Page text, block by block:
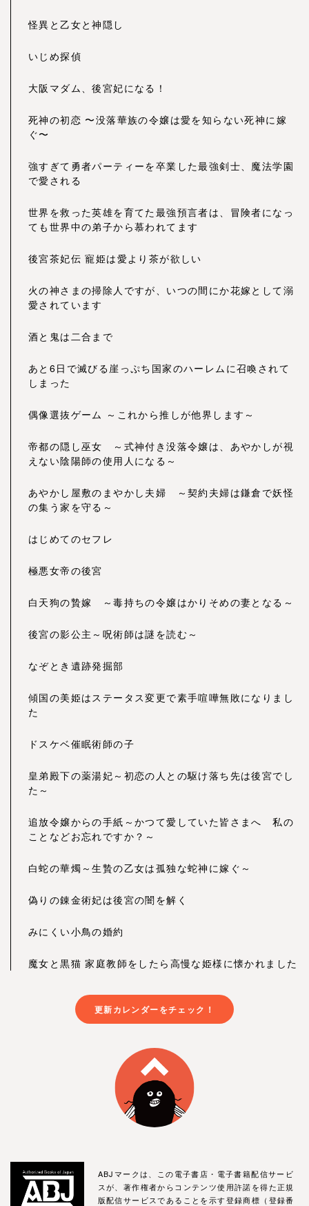
怪異と乙女と神隠し
いじめ探偵
大阪マダム、後宮妃になる！
死神の初恋 〜没落華族の令嬢は愛を知らない死神に嫁
ぐ〜
強すぎて勇者パーティーを卒業した最強剣士、魔法学園
で愛される
世界を救った英雄を育てた最強預言者は、冒険者になっ
ても世界中の弟子から慕われてます
後宮茶妃伝 寵姫は愛より茶が欲しい
火の神さまの掃除人ですが、いつの間にか花嫁として溺
愛されています
酒と鬼は二合まで
あと6日で滅びる崖っぷち国家のハーレムに召喚されて
しまった
偶像選抜ゲーム ～これから推しが他界します～
帝都の隠し巫女 ～式神付き没落令嬢は、あやかしが視
えない陰陽師の使用人になる～
あやかし屋敷のまやかし夫婦 ～契約夫婦は鎌倉で妖怪
の集う家を守る～
はじめてのセフレ
極悪女帝の後宮
白天狗の贄嫁 ～毒持ちの令嬢はかりそめの妻となる～
後宮の影公主～呪術師は謎を読む～
なぞとき遺跡発掘部
傾国の美姫はステータス変更で素手喧嘩無敗になりまし
た
ドスケベ催眠術師の子
皇弟殿下の薬湯妃～初恋の人との駆け落ち先は後宮でし
た～
追放令嬢からの手紙～かつて愛していた皆さまへ 私の
ことなどお忘れですか？～
白蛇の華燭～生贄の乙女は孤独な蛇神に嫁ぐ～
偽りの錬金術妃は後宮の闇を解く
みにくい小鳥の婚約
魔女と黒猫 家庭教師をしたら高慢な姫様に懐かれました
更新カレンダーをチェック！
ABJマークは、この電子書店・電子書籍配信サービ
スが、著作権者からコンテンツ使用許諾を得た正規
版配信サービスであることを示す登録商標（登録番